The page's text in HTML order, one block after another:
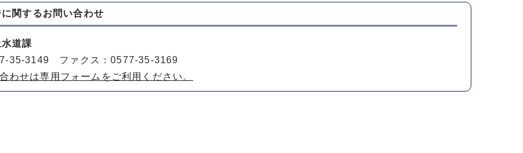
関するお問い合わせ
道課
35-3149 ファクス：0577-35-3169
わせは専用フォームをご利用ください。